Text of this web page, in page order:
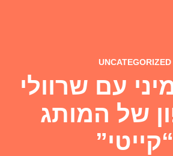
UNCATEGORIZED
עם שרוולי
של המותג
“קייטי”